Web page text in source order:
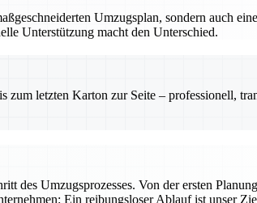
Umzugsplan, sondern auch
Unterstützung macht den Unterschied.
zum letzten Karton zur Seite – professionell,
des Umzugsprozesses. Von der ersten
Ein reibungsloser Ablauf ist unser